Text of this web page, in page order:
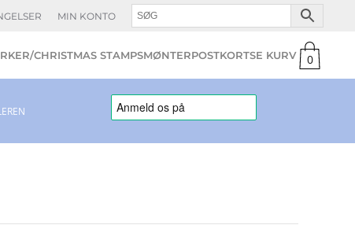
MIN KONTO
CHRISTMAS STAMPSMØNTERPOSTKORT 0